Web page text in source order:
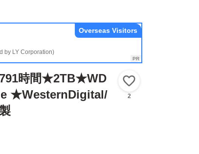
by LY Corporation)
Overseas Visitors
時間★2TB★WD
★WesternDigital/
2